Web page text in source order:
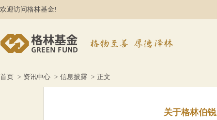
欢迎访问格林基金!
首页 > 资讯中心 > 信息披露 > 正文
关于格林伯